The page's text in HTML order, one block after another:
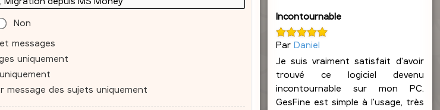
Non
messages
uniquement
message des sujets uniquement
Incontournable
Par Daniel
Je suis vraiment satisfait d'avoir
trouvé ce logiciel devenu
incontournable sur mon PC.
GesFine est simple à l'usage, très